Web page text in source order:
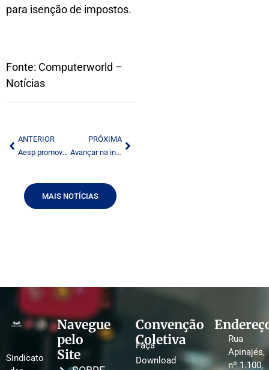
para isenção de impostos.
Fonte: Computerworld –
Notícias
ANTERIOR
Aesp promove evento em São Paulo
PRÓXIMA
Avançar na interatividade é a meta da TV digital para 2010
MAIS NOTÍCIAS
Sindicato
Navegue
pelo
Site
Convenção
Coletiva
Faça
Download
Rua
Apinajés,
nº 1.100,